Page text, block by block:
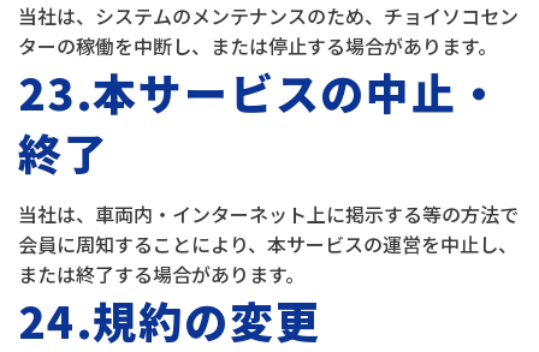
当社は、システムのメンテナンスのため、チョイソコセン
ターの稼働を中断し、または停止する場合があります。
23.本サービスの中止・
終了
当社は、車両内・インターネット上に掲示する等の方法で
会員に周知することにより、本サービスの運営を中止し、
または終了する場合があります。
24.規約の変更